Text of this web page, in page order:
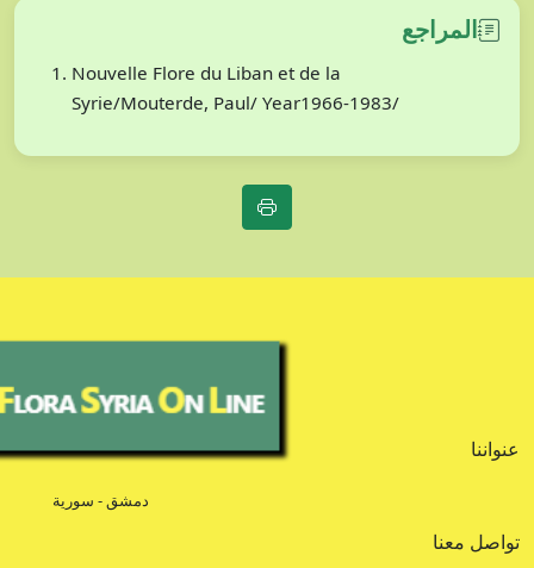
المراجع
Nouvelle Flore du Liban et de la
Syrie/Mouterde, Paul/ Year1966-1983/
عنواننا
دمشق - سورية
تواصل معنا